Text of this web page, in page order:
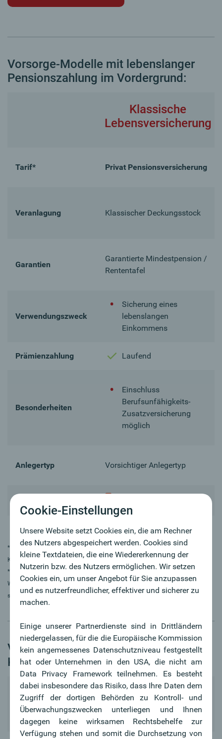
Vorsorge-Modelle mit lebenslanger
Pensionszahlung im Vordergrund:
Klassische
Lebensversicherung
Tarif* Privat Pensionsversicherung
Veranlagung Klassischer Deckungsstock
Garantien
Garantierte Mindestpension /
Rententafel
Verwendungszweck
Sicherung eines
lebenslangen
Einkommens
Prämienzahlung Laufend
Besonderheiten
Einschluss
Berufsunfähigkeits-
Zusatzversicherung
möglich
Anlegertyp Vorsichtiger Anlegertyp
* Produkte der Generali Versicherung AG, 1010 Wien, Landskrongasse 1-3 in
Kooperation mit der Oberbank AG
** Bitte beachten Sie, dass Veranlagungen in Investmentfondsanteile
Wertschwankungen unterliegen sowie mit nachstehenden Risiken verbunden
sind.
Vorsorge-Modelle mit
Kapitalauszahlung im Vordergrund:
Klassische
Lebensversicherung
Cookie-Einstellungen
Unsere Website setzt Cookies ein, die am Rechner
des Nutzers abgespeichert werden. Cookies sind
kleine Textdateien, die eine Wiedererkennung der
Nutzerin bzw. des Nutzers ermöglichen. Wir setzen
Cookies ein, um unser Angebot für Sie anzupassen
und es nutzerfreundlicher, effektiver und sicherer zu
machen.
Einige unserer Partnerdienste sind in Drittländern
niedergelassen, für die die Europäische Kommission
kein angemessenes Datenschutzniveau festgestellt
hat oder Unternehmen in den USA, die nicht am
Data Privacy Framework teilnehmen. Es besteht
dabei insbesondere das Risiko, dass Ihre Daten dem
Zugriff der dortigen Behörden zu Kontroll- und
Überwachungszwecken unterliegen und Ihnen
dagegen keine wirksamen Rechtsbehelfe zur
Verfügung stehen und somit die Durchsetzung von